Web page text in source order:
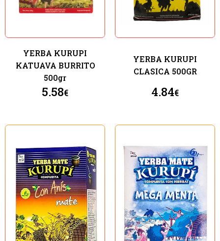
YERBA KURUPI
KATUAVA BURRITO
500gr
5.58€
YERBA KURUPI
CLASICA 500GR
4.84€